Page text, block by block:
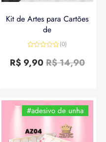
Kit de Artes para Cartões
de
0
de
(0)
R$14,90
R$9,90
#adesivo de unha